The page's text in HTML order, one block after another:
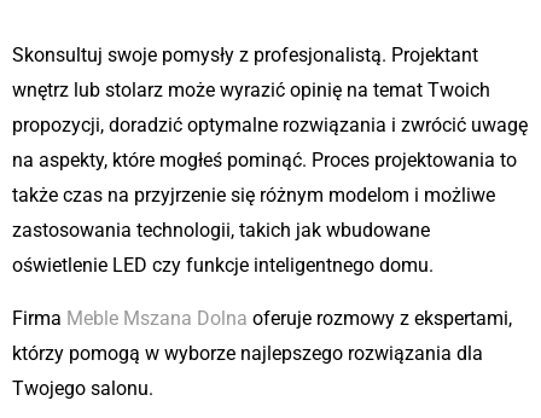
Skonsultuj swoje pomysły z profesjonalistą. Projektant
wnętrz lub stolarz może wyrazić opinię na temat Twoich
propozycji, doradzić optymalne rozwiązania i zwrócić uwagę
na aspekty, które mogłeś pominąć. Proces projektowania to
także czas na przyjrzenie się różnym modelom i możliwe
zastosowania technologii, takich jak wbudowane
oświetlenie LED czy funkcje inteligentnego domu.
Firma Meble Mszana Dolna oferuje rozmowy z ekspertami,
którzy pomogą w wyborze najlepszego rozwiązania dla
Twojego salonu.